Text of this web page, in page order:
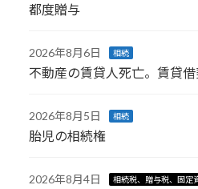
都度贈与
2026年8月6日 相続
不動産の賃貸人死亡。賃貸借
2026年8月5日 相続
胎児の相続権
2026年8月4日 相続税、贈与税、固定